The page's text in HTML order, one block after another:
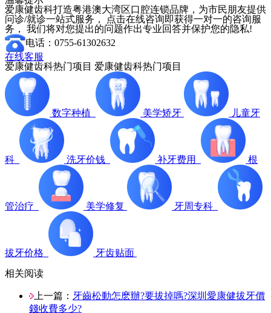
爱康健齿科打造粤港澳大湾区口腔连锁品牌，为市民朋友提供
问诊/就诊一站式服务， 点击在线咨询即获得一对一的咨询服
务， 我们将对您提出的问题作出专业回答并保护您的隐私!
电话：0755-61302632
在线客服
爱康健齿科热门项目 爱康健齿科热门项目
数字种植 美学矫牙 儿童牙
科 洗牙价钱 补牙费用 根
管治疗 美学修复 牙周专科
拔牙价格
牙齿贴面
相关阅读
上一篇： 牙齒松動怎麽辦?要拔掉嗎?深圳愛康健拔牙價
錢收費多少?